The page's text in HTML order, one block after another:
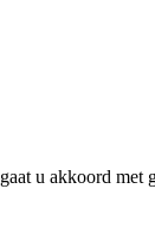
u akkoord met